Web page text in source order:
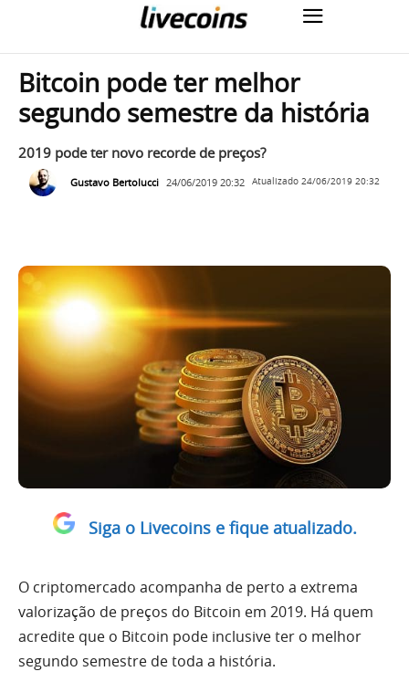
Bitcoin pode ter melhor
segundo semestre da história
2019 pode ter novo recorde de preços?
Gustavo Bertolucci 24/06/2019 20:32 Atualizado 24/06/2019 20:32
Siga o Livecoins e fique atualizado.
O criptomercado acompanha de perto a extrema
valorização de preços do Bitcoin em 2019. Há quem
acredite que o Bitcoin pode inclusive ter o melhor
segundo semestre de toda a história.